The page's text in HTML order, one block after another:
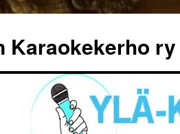
Karaokekerho ry